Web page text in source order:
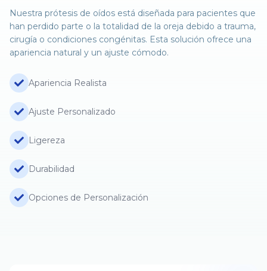
Nuestra prótesis de oídos está diseñada para pacientes que
han perdido parte o la totalidad de la oreja debido a trauma,
cirugía o condiciones congénitas. Esta solución ofrece una
apariencia natural y un ajuste cómodo.
Apariencia Realista
Ajuste Personalizado
Ligereza
Durabilidad
Opciones de Personalización